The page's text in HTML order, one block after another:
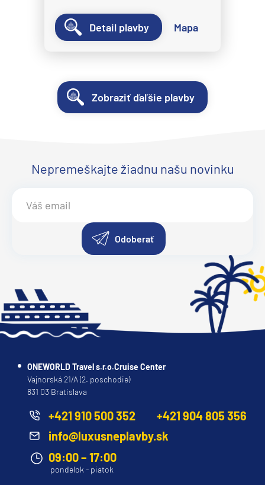
Detail plavby Mapa
Zobraziť ďaľšie plavby
Nepremeškajte žiadnu našu novinku
Odoberať
ONEWORLD Travel s.r.o.Cruise Center
Vajnorská 21/A (2. poschodie)
831 03 Bratislava
+421 910 500 352
+421 904 805 356
info@luxusneplavby.sk
09:00 – 17:00
pondelok - piatok